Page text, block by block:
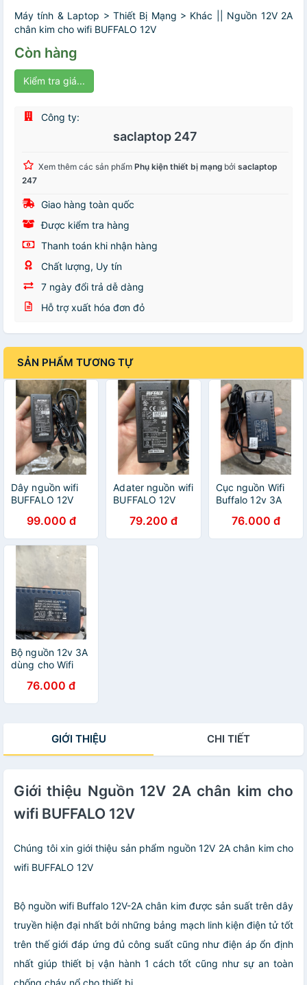
Máy tính & Laptop > Thiết Bị Mạng > Khác || Nguồn 12V 2A
chân kim cho wifi BUFFALO 12V
Còn hàng
Kiểm tra giá...
Công ty:
saclaptop 247
Xem thêm các sản phẩm Phụ kiện thiết bị mạng bởi saclaptop
247
Giao hàng toàn quốc
Được kiểm tra hàng
Thanh toán khi nhận hàng
Chất lượng, Uy tín
7 ngày đổi trả dễ dàng
Hỗ trợ xuất hóa đơn đỏ
SẢN PHẨM TƯƠNG TỰ
Dây nguồn wifi
BUFFALO 12V
99.000 đ
Adater nguồn wifi
BUFFALO 12V
hãng79.200 đ
Cục nguồn Wifi
Buffalo 12v 3A
76.000 đ
Bộ nguồn 12v 3A
dùng cho Wifi
hãng76.000 đ
GIỚI THIỆU CHI TIẾT
Giới thiệu Nguồn 12V 2A chân kim cho
wifi BUFFALO 12V
Chúng tôi xin giới thiệu sản phẩm nguồn 12V 2A chân kim cho
wifi BUFFALO 12V
Bộ nguồn wifi Buffalo 12V-2A chân kim được sản suất trên dây
truyền hiện đại nhất bởi những bảng mạch linh kiện điện tử tốt
trên thế giới đáp ứng đủ công suất cũng như điện áp ổn định
nhất giúp thiết bị vận hành 1 cách tốt cũng như sự an toàn
chống cháy nổ cho thiết bi